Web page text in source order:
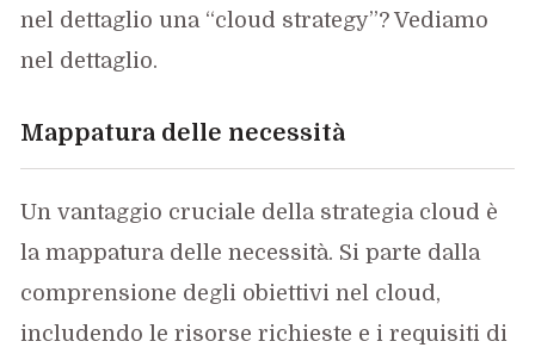
nel dettaglio una “cloud strategy”? Vediamo
nel dettaglio.
Mappatura delle necessità
Un vantaggio cruciale della strategia cloud è
la mappatura delle necessità. Si parte dalla
comprensione degli obiettivi nel cloud,
includendo le risorse richieste e i requisiti di